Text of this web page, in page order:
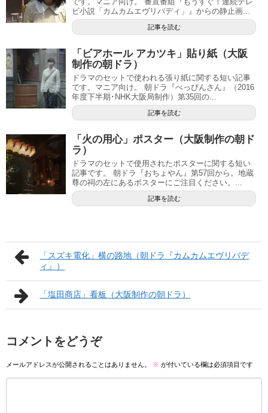
ビ小説「カムカムエヴリバディ」』からの静止画...
記事を読む
「ビアホール アカツキ」貼り紙（大阪
制作の朝ドラ）
ドラマのセットで使われる張り紙に関する短い記事
です。マニア向け。 朝ドラ『べっぴんさん』（2016
年度下半期･NHK大阪局制作）第35回の...
記事を読む
「火の用心」ポスター（大阪制作の朝ド
ラ）
ドラマのセットで使用されたポスターに関する短い
記事です。 朝ドラ『おちょやん』第57回から。地蔵
尊の祠の左にあるポスターにご注目ください。...
記事を読む
「スズキ電化」横の路地（朝ドラ『カムカムエヴリバデ
ィ』）
「塩田商店」看板（大阪制作の朝ドラ）
コメントをどうぞ
メールアドレスが公開されることはありません。 ※ が付いている欄は必須項目です